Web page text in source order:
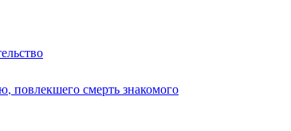
повлекшего смерть знакомого